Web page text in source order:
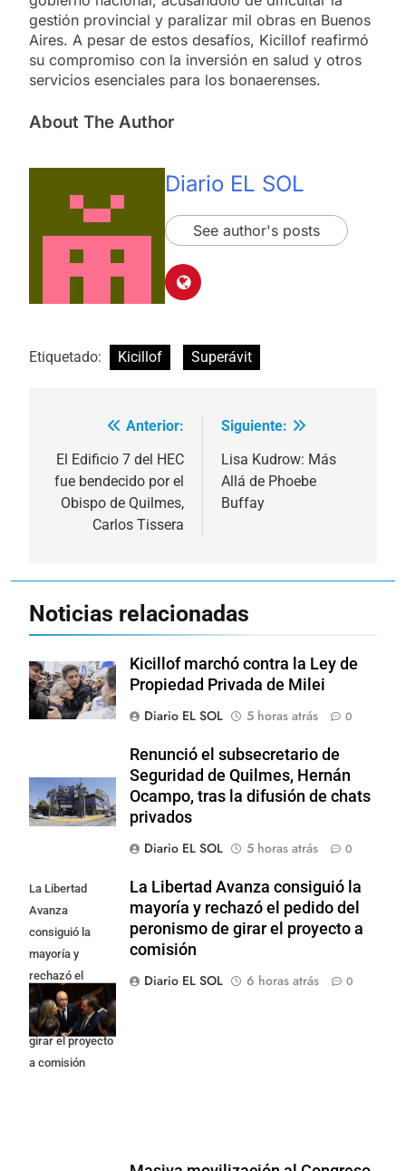
gestión provincial y paralizar mil obras en Buenos
Aires. A pesar de estos desafíos, Kicillof reafirmó
su compromiso con la inversión en salud y otros
servicios esenciales para los bonaerenses.
About The Author
Diario EL SOL
See author's posts
Etiquetado: Kicillof Superávit
Navegación
de
entradas
Anterior:
El Edificio 7 del HEC
fue bendecido por el
Obispo de Quilmes,
Carlos Tissera
Siguiente:
Lisa Kudrow: Más
Allá de Phoebe
Buffay
Noticias relacionadas
Kicillof marchó contra la Ley de
Propiedad Privada de Milei
Diario EL SOL
5 horas atrás 0
Renunció el subsecretario de
Seguridad de Quilmes, Hernán
Ocampo, tras la difusión de chats
privados
Diario EL SOL
5 horas atrás 0
La Libertad
Avanza
consiguió la
mayoría y
rechazó el
pedido del
peronismo de
girar el proyecto
a comisión
La Libertad Avanza consiguió la
mayoría y rechazó el pedido del
peronismo de girar el proyecto a
comisión
Diario EL SOL
6 horas atrás 0